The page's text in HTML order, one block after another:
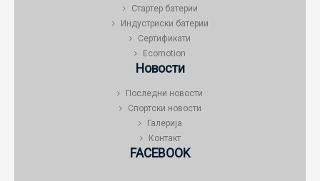
Стартер батерии
Индустриски батерии
Сертификати
Ecomotion
Новости
Последни новости
Спортски новости
Галерија
Контакт
FACEBOOK